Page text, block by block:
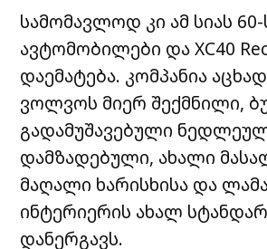
სამომავლოდ კი ამ სიას
ავტომობილები და XC40
დაემატება. კომპანია
ვოლვოს მიერ შექმნილი,
გადამუშავებული
დამზადებული, ახალი
მაღალი ხარისხისა და
ინტერიერის ახალ
დანერგავს.